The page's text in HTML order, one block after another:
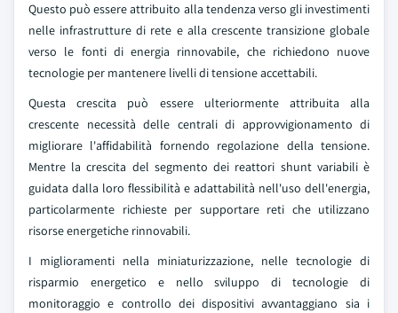
Questo può essere attribuito alla tendenza verso gli investimenti
nelle infrastrutture di rete e alla crescente transizione globale
verso le fonti di energia rinnovabile, che richiedono nuove
tecnologie per mantenere livelli di tensione accettabili.
Questa crescita può essere ulteriormente attribuita alla
crescente necessità delle centrali di approvvigionamento di
migliorare l'affidabilità fornendo regolazione della tensione.
Mentre la crescita del segmento dei reattori shunt variabili è
guidata dalla loro flessibilità e adattabilità nell'uso dell'energia,
particolarmente richieste per supportare reti che utilizzano
risorse energetiche rinnovabili.
I miglioramenti nella miniaturizzazione, nelle tecnologie di
risparmio energetico e nello sviluppo di tecnologie di
monitoraggio e controllo dei dispositivi avvantaggiano sia i